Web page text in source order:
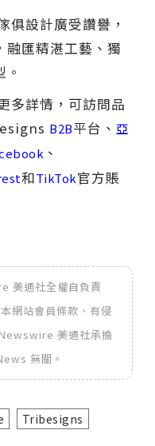
設計廣受讚譽，
融匯精湛工藝、獨
多詳情，可訪問品
B2B平台、 亞
、
和TikTok官方賬
美通社全權自負責
網站會員條款、有侵
美通社承擔
無關。
Tribesigns